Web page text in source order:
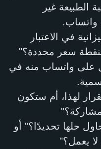
الطبيعة غير
واتساب.
في الاعتبار
سعر محددة؟"
على واتساب منه في
لهذا، أم ستكون
حلها تحديدًا؟" أو
يعمل؟"